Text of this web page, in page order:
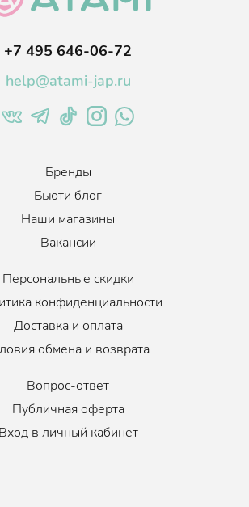
+7 495 646-06-72
help@atami-jap.ru
Бренды
Бьюти блог
Наши магазины
Вакансии
Персональные скидки
конфиденциальности
Доставка и оплата
обмена и возврата
Вопрос-ответ
Публичная оферта
Вход в личный кабинет